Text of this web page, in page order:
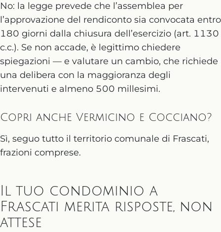
No: la legge prevede che l’assemblea per
l’approvazione del rendiconto sia convocata entro
180 giorni dalla chiusura dell’esercizio (art. 1130
c.c.). Se non accade, è legittimo chiedere
spiegazioni — e valutare un cambio, che richiede
una delibera con la maggioranza degli
intervenuti e almeno 500 millesimi.
Copri anche Vermicino e Cocciano?
Sì, seguo tutto il territorio comunale di Frascati,
frazioni comprese.
Il tuo condominio a
Frascati merita risposte, non
attese